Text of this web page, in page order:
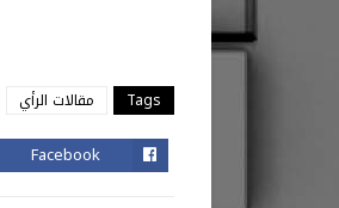
Tags مقالات الرأي
Facebook